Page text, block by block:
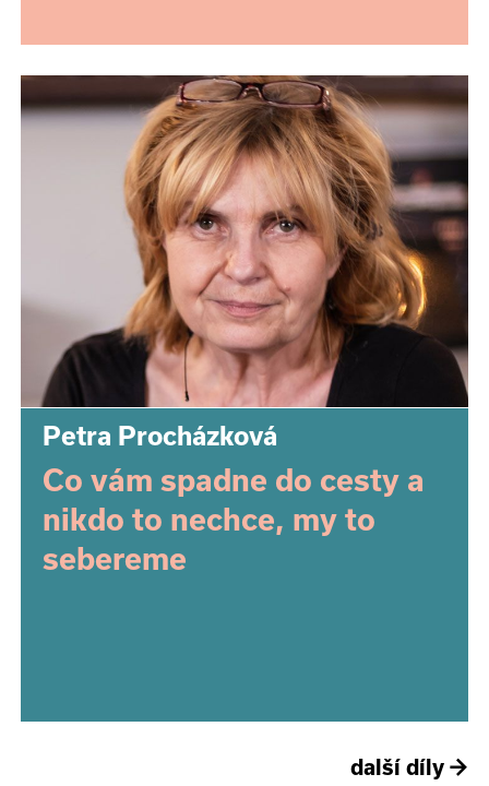
Petra Procházková
Co vám spadne do cesty a
nikdo to nechce, my to
sebereme
další díly →